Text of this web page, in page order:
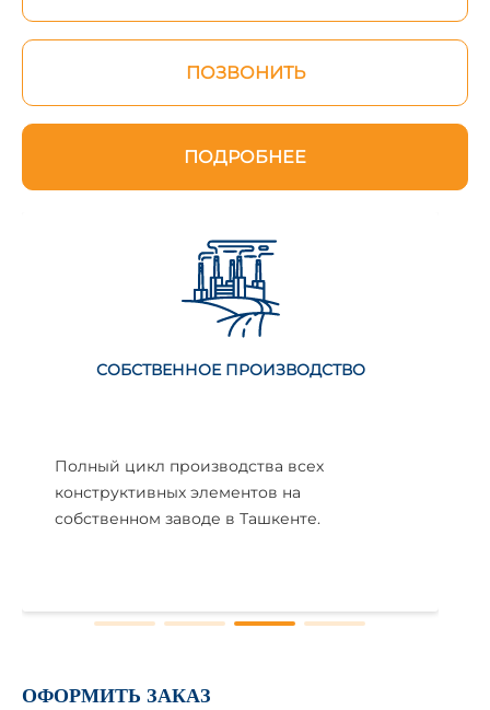
ПОЗВОНИТЬ
ПОДРОБНЕЕ
СОБСТВЕННОЕ ПРОИЗВОДСТВО
Полный цикл производства всех
конструктивных элементов на
собственном заводе в Ташкенте.
ОФОРМИТЬ ЗАКАЗ